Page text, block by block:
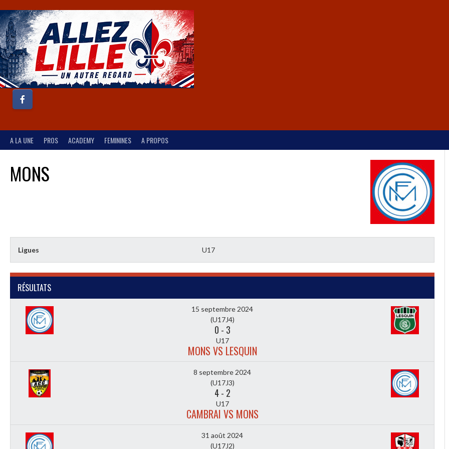
A LA UNE PROS ACADEMY FEMININES A PROPOS
MONS
Ligues U17
RÉSULTATS
15 septembre 2024
(U17J4)
0 - 3
U17
MONS VS LESQUIN
8 septembre 2024
(U17J3)
4- 2
U17
CAMBRAI VS MONS
31 août 2024
(U17J2)